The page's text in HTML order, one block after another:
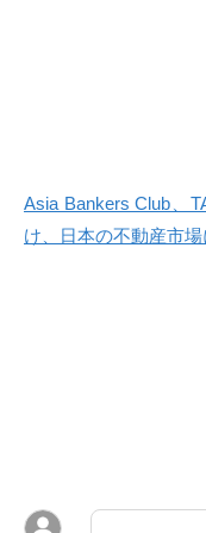
Asia Bankers Club、
け、日本の不動産市場